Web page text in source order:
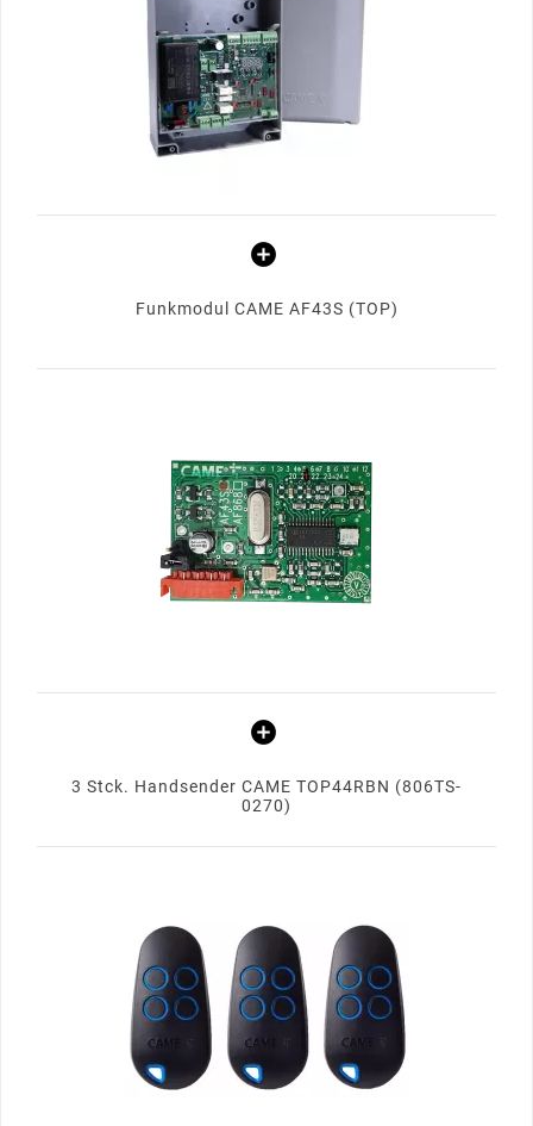
Funkmodul CAME AF43S (TOP)
3 Stck. Handsender CAME TOP44RBN (806TS-
0270)